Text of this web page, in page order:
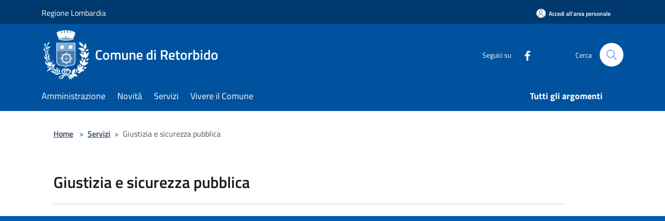
Regione Lombardia Accedi all'area personale
Comune di Retorbido Seguici su Cerca
Amministrazione Novità Servizi Vivere il Comune Tutti gli argomenti
Home > Servizi > Giustizia e sicurezza pubblica
Giustizia e sicurezza pubblica